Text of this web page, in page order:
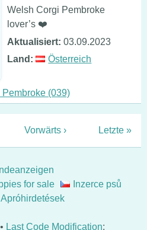
Welsh Corgi Pembroke
lover’s ❤️
Aktualisiert: 03.09.2023
Land:
Österreich
(039)
Vorwärts › Letzte »
for sale
Inzerce psů
Last Code Modification: